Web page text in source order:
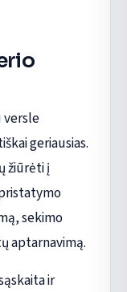
versle
geriausias.
žiūrėti į
sekimo
aptarnavimą.
ir